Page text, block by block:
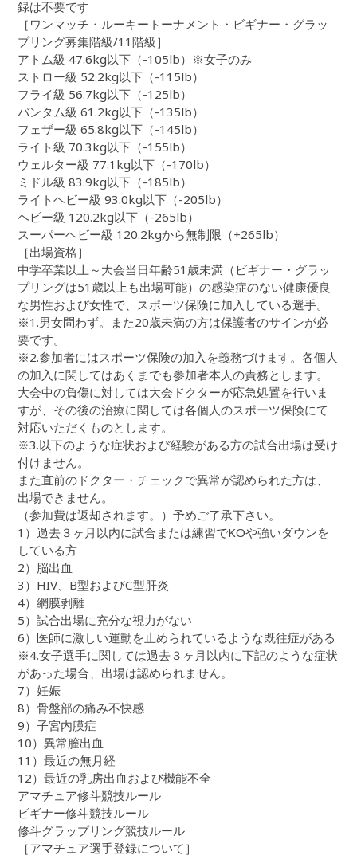
録は不要です
［ワンマッチ・ルーキートーナメント・ビギナー・グラッ
プリング募集階級/11階級］
アトム級 47.6kg以下（-105lb）※女子のみ
ストロー級 52.2kg以下（-115lb）
フライ級 56.7kg以下（-125lb）
バンタム級 61.2kg以下（-135lb）
フェザー級 65.8kg以下（-145lb）
ライト級 70.3kg以下（-155lb）
ウェルター級 77.1kg以下（-170lb）
ミドル級 83.9kg以下（-185lb）
ライトヘビー級 93.0kg以下（-205lb）
ヘビー級 120.2kg以下（-265lb）
スーパーヘビー級 120.2kgから無制限（+265lb）
［出場資格］
中学卒業以上～大会当日年齢51歳未満（ビギナー・グラッ
プリングは51歳以上も出場可能）の感染症のない健康優良
な男性および女性で、スポーツ保険に加入している選手。
※1.男女問わず。また20歳未満の方は保護者のサインが必
要です。
※2.参加者にはスポーツ保険の加入を義務づけます。各個人
の加入に関してはあくまでも参加者本人の責務とします。
大会中の負傷に対しては大会ドクターが応急処置を行いま
すが、その後の治療に関しては各個人のスポーツ保険にて
対応いただくものとします。
※3.以下のような症状および経験がある方の試合出場は受け
付けません。
また直前のドクター・チェックで異常が認められた方は、
出場できません。
（参加費は返却されます。）予めご了承下さい。
1）過去３ヶ月以内に試合または練習でKOや強いダウンを
している方
2）脳出血
3）HIV、B型およびC型肝炎
4）網膜剥離
5）試合出場に充分な視力がない
6）医師に激しい運動を止められているような既往症がある
※4.女子選手に関しては過去３ヶ月以内に下記のような症状
があった場合、出場は認められません。
7）妊娠
8）骨盤部の痛み不快感
9）子宮内膜症
10）異常膣出血
11）最近の無月経
12）最近の乳房出血および機能不全
アマチュア修斗競技ルール
ビギナー修斗競技ルール
修斗グラップリング競技ルール
［アマチュア選手登録について］